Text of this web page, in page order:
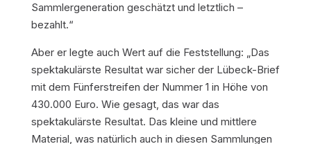
Sammlergeneration geschätzt und letztlich –
bezahlt.“
Aber er legte auch Wert auf die Feststellung: „Das
spektakulärste Resultat war sicher der Lübeck-Brief
mit dem Fünferstreifen der Nummer 1 in Höhe von
430.000 Euro. Wie gesagt, das war das
spektakulärste Resultat. Das kleine und mittlere
Material, was natürlich auch in diesen Sammlungen